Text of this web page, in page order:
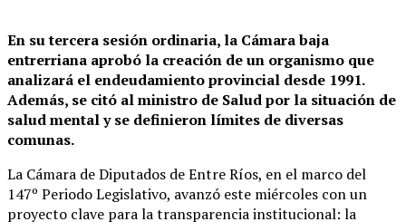
En su tercera sesión ordinaria, la Cámara baja
entrerriana aprobó la creación de un organismo que
analizará el endeudamiento provincial desde 1991.
Además, se citó al ministro de Salud por la situación de
salud mental y se definieron límites de diversas
comunas.
La Cámara de Diputados de Entre Ríos, en el marco del
147º Periodo Legislativo, avanzó este miércoles con un
proyecto clave para la transparencia institucional: la